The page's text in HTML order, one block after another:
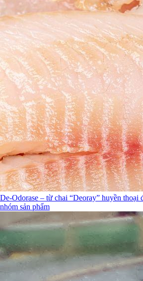
De-Odorase – từ chai “Deoray” huyền thoại
nhóm sản phẩm